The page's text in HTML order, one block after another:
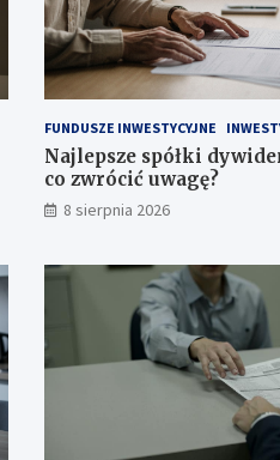
FUNDUSZE INWESTYCYJNE
Najlepsze spółki
co zwrócić uwagę?
8 sierpnia 2026